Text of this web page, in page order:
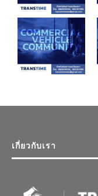
เกี่ยวกับเรา